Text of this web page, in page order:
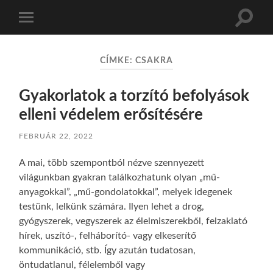
mobile
Toggle
CÍMKE: CSAKRA
Gyakorlatok a torzító befolyások
elleni védelem erősítésére
FEBRUÁR 22, 2022
A mai, több szempontból nézve szennyezett
világunkban gyakran találkozhatunk olyan „mű-
anyagokkal”, „mű-gondolatokkal”, melyek idegenek
testünk, lelkünk számára. Ilyen lehet a drog,
gyógyszerek, vegyszerek az élelmiszerekből, felzaklató
hírek, uszító-, felháborító- vagy elkeserítő
kommunikáció, stb. Így azután tudatosan,
öntudatlanul, félelemből vagy